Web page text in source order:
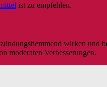
ist zu empfehlen.
wirken und
moderaten Verbesserungen.